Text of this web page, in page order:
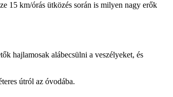
15 km/órás ütközés során is milyen nagy erők
hajlamosak alábecsülni a veszélyeket, és
útról az óvodába.